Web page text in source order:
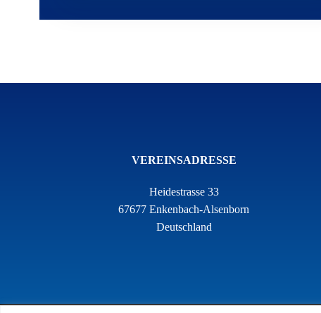
VEREINSADRESSE
Heidestrasse 33
67677 Enkenbach-Alsenborn
Deutschland